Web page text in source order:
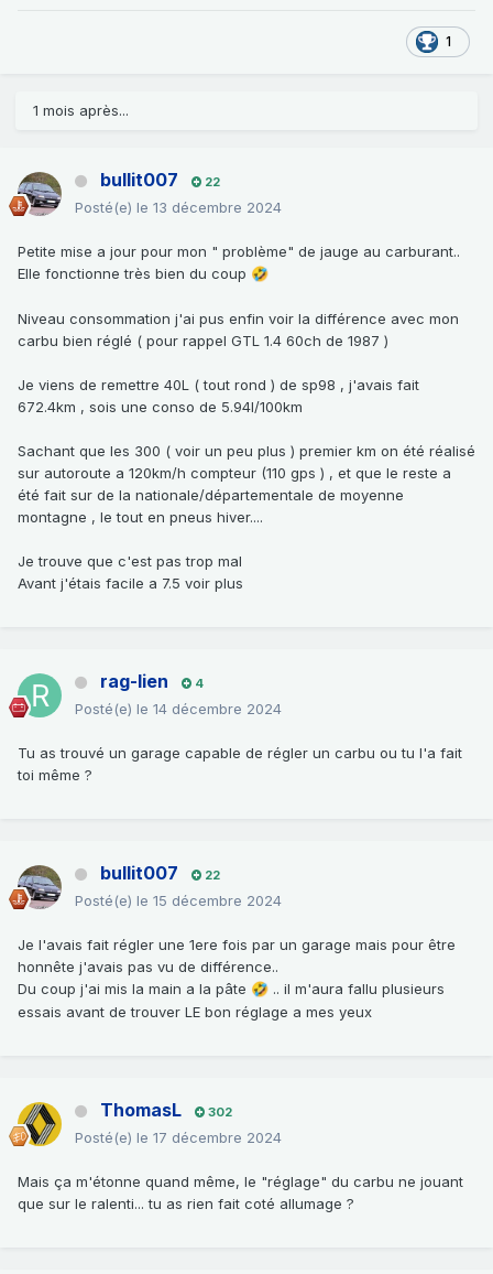
1
1 mois après...
bullit007 22
Posté(e) le 13 décembre 2024
Petite mise a jour pour mon " problème" de jauge au carburant..
Elle fonctionne très bien du coup 🤣
Niveau consommation j'ai pus enfin voir la différence avec mon
carbu bien réglé ( pour rappel GTL 1.4 60ch de 1987 )
Je viens de remettre 40L ( tout rond ) de sp98 , j'avais fait
672.4km , sois une conso de 5.94l/100km
Sachant que les 300 ( voir un peu plus ) premier km on été réalisé
sur autoroute a 120km/h compteur (110 gps ) , et que le reste a
été fait sur de la nationale/départementale de moyenne
montagne , le tout en pneus hiver....
Je trouve que c'est pas trop mal
Avant j'étais facile a 7.5 voir plus
rag-lien 4
Posté(e) le 14 décembre 2024
Tu as trouvé un garage capable de régler un carbu ou tu l'a fait
toi même ?
bullit007 22
Posté(e) le 15 décembre 2024
Je l'avais fait régler une 1ere fois par un garage mais pour être
honnête j'avais pas vu de différence..
Du coup j'ai mis la main a la pâte 🤣 .. il m'aura fallu plusieurs
essais avant de trouver LE bon réglage a mes yeux
ThomasL 302
Posté(e) le 17 décembre 2024
Mais ça m'étonne quand même, le "réglage" du carbu ne jouant
que sur le ralenti... tu as rien fait coté allumage ?